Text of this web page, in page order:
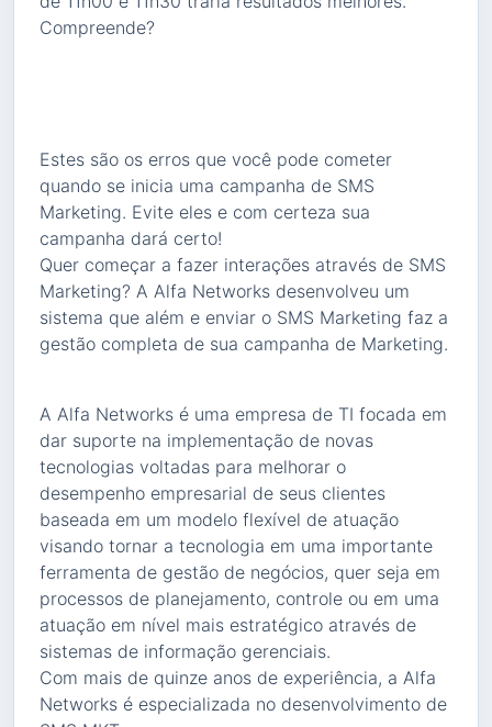
Compreende?
Estes são os erros que você pode cometer
quando se inicia uma campanha de SMS
Marketing. Evite eles e com certeza sua
campanha dará certo!
Quer começar a fazer interações através de SMS
Marketing? A Alfa Networks desenvolveu um
sistema que além e enviar o SMS Marketing faz a
gestão completa de sua campanha de Marketing.
A Alfa Networks é uma empresa de TI focada em
dar suporte na implementação de novas
tecnologias voltadas para melhorar o
desempenho empresarial de seus clientes
baseada em um modelo flexível de atuação
visando tornar a tecnologia em uma importante
ferramenta de gestão de negócios, quer seja em
processos de planejamento, controle ou em uma
atuação em nível mais estratégico através de
sistemas de informação gerenciais.
Com mais de quinze anos de experiência, a Alfa
Networks é especializada no desenvolvimento de